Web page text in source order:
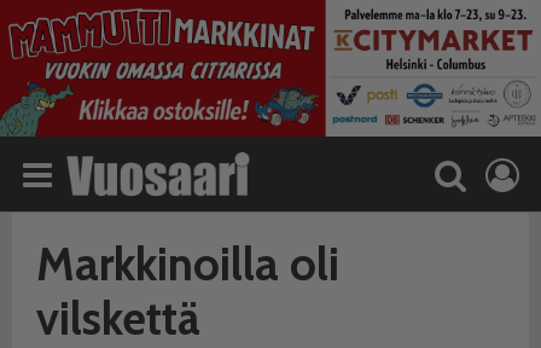
Markkinoilla oli
vilskettä